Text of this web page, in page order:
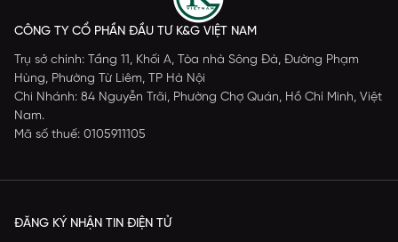
CÔNG TY CỔ PHẦN ĐẦU TƯ K&G VIỆT NAM
Trụ sở chính: Tầng 11, Khối A, Tòa nhà Sông Đà, Đường Phạm
Hùng, Phường Từ Liêm, TP Hà Nội
Chi Nhánh: 84 Nguyễn Trãi, Phường Chợ Quán, Hồ Chí Minh, Việt
Nam.
Mã số thuế: 0105911105
ĐĂNG KÝ NHẬN TIN ĐIỆN TỬ